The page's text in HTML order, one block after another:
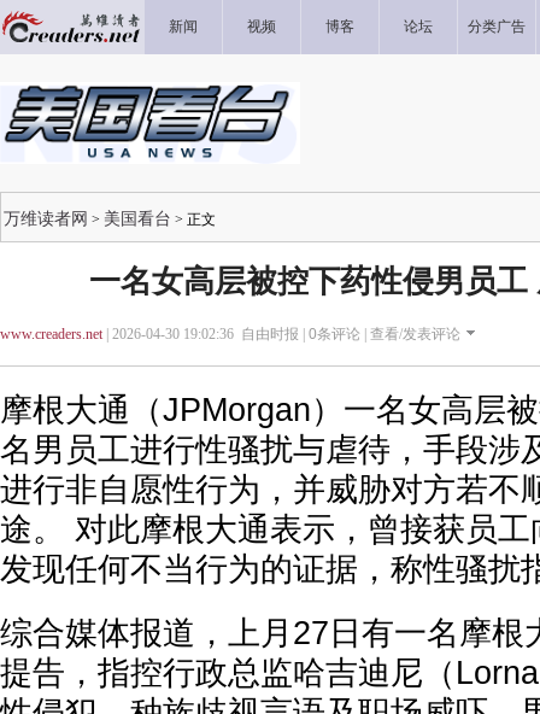
新闻 视频 博客 论坛 分类广告
万维读者网 > 美国看台 > 正文
一名女高层被控下药性侵男员工
www.creaders.net| 2026-04-30 19:02:36 自由时报 | 0条评论 | 查看/发表评论
摩根大通（JPMorgan）一名女高层
名男员工进行性骚扰与虐待，手段涉
进行非自愿性行为，并威胁对方若不
途。 对此摩根大通表示，曾接获员
发现任何不当行为的证据，称性骚扰
综合媒体报道，上月27日有一名摩根
提告，指控行政总监哈吉迪尼（